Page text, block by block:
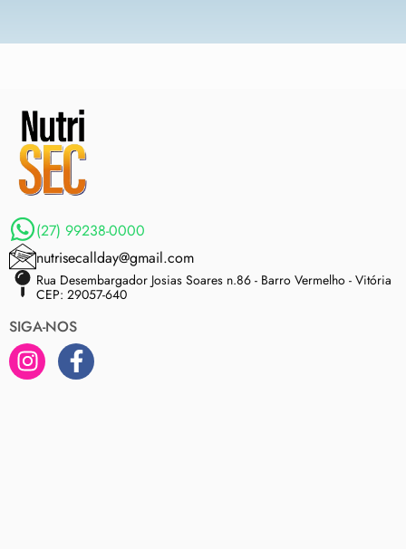
(27) 99238-0000
nutrisecallday@gmail.com
Rua Desembargador Josias Soares n.86 - Barro Vermelho - Vitória
CEP: 29057-640
SIGA-NOS